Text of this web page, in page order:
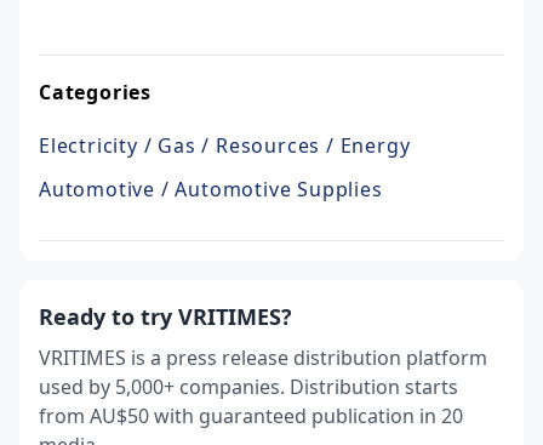
Categories
Electricity / Gas / Resources / Energy
Automotive / Automotive Supplies
Ready to try VRITIMES?
VRITIMES is a press release distribution platform
used by 5,000+ companies. Distribution starts
from AU$50 with guaranteed publication in 20